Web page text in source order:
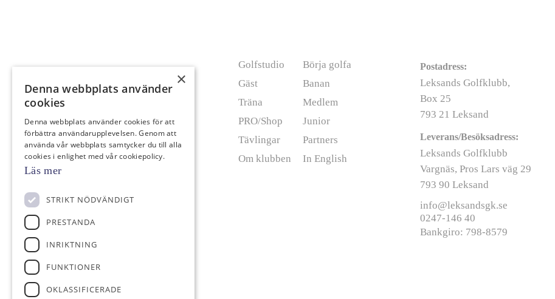
Golfstudio
Börja golfa
Gäst
Banan
Träna
Medlem
PRO/Shop
Junior
Tävlingar
Partners
Om klubben
In English
Postadress:
Leksands Golfklubb,
Box 25
793 21 Leksand
Leverans/Besöksadress:
Leksands Golfklubb
Vargnäs, Pros Lars väg 29
793 90 Leksand
info@leksandsgk.se
0247-146 40
Bankgiro: 798-8579
×
Denna webbplats använder
cookies
Denna webbplats använder cookies för att
förbättra användarupplevelsen. Genom att
använda vår webbplats samtycker du till alla
cookies i enlighet med vår cookiepolicy.
Läs mer
STRIKT NÖDVÄNDIGT
PRESTANDA
INRIKTNING
FUNKTIONER
OKLASSIFICERADE